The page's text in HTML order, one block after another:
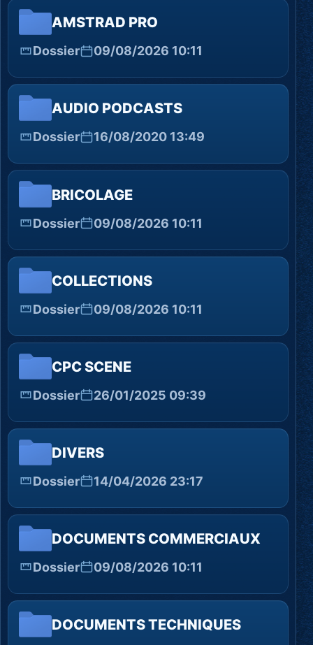
AMSTRAD PRO
Dossier 09/08/2026 10:11
AUDIO PODCASTS
Dossier 16/08/2020 13:49
BRICOLAGE
Dossier 09/08/2026 10:11
COLLECTIONS
Dossier 09/08/2026 10:11
CPC SCENE
Dossier 26/01/2025 09:39
DIVERS
Dossier 14/04/2026 23:17
DOCUMENTS COMMERCIAUX
Dossier 09/08/2026 10:11
DOCUMENTS TECHNIQUES